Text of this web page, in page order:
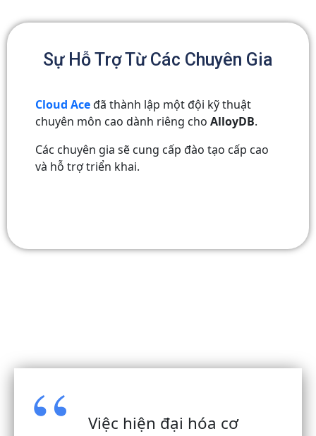
Sự Hỗ Trợ Từ Các Chuyên Gia
Cloud Aceđã thành lập một đội kỹ thuật
chuyên môn cao dành riêng cho AlloyDB.
Các chuyên gia sẽ cung cấp đào tạo cấp cao
và hỗ trợ triển khai.
Việc hiện đại hóa cơ